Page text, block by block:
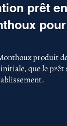
prêt
produit
que le